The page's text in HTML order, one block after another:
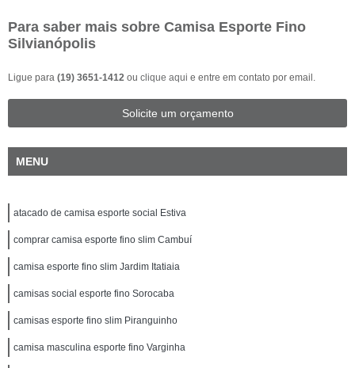
Para saber mais sobre Camisa Esporte Fino
Silvianópolis
Ligue para (19) 3651-1412 ou clique aqui e entre em contato por email.
Solicite um orçamento
MENU
atacado de camisa esporte social Estiva
comprar camisa esporte fino slim Cambuí
camisa esporte fino slim Jardim Itatiaia
camisas social esporte fino Sorocaba
camisas esporte fino slim Piranguinho
camisa masculina esporte fino Varginha